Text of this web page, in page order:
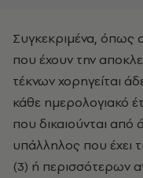
Συγκεκριμένα, όπως
που έχουν την
τέκνων χορηγείται
κάθε ημερολογιακό
που δικαιούνται από
υπάλληλος που έχει
(3) ή περισσότερων